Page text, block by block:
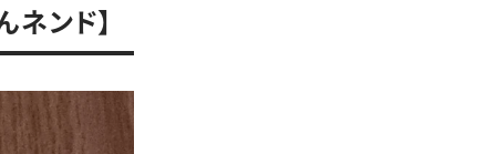
ンド】